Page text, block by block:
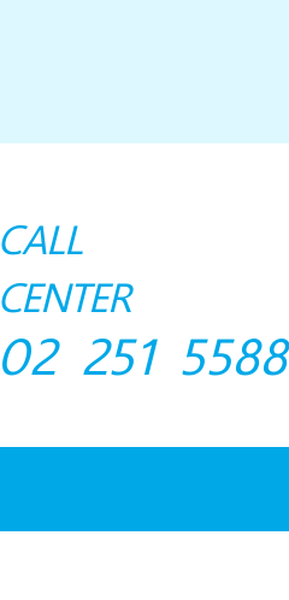
CALL
CENTER
02 251 5588